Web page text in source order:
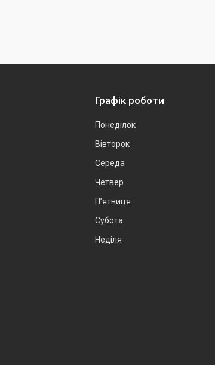
Графік роботи
Понеділок
Вівторок
Середа
Четвер
Пʼятниця
Субота
Неділя